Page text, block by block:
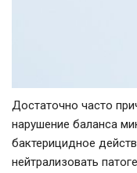
Достаточно часто
нарушение баланса
бактерицидное
нейтрализовать